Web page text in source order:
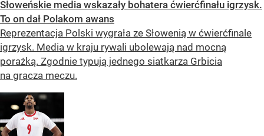
Słoweńskie media wskazały bohatera ćwierćfinału igrzysk.
To on dał Polakom awans
Reprezentacja Polski wygrała ze Słowenią w ćwierćfinale
igrzysk. Media w kraju rywali ubolewają nad mocną
porażką. Zgodnie typują jednego siatkarza Grbicia
na gracza meczu.